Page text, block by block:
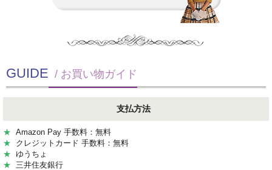
GUIDE / お買い物ガイド
支払方法
★ Amazon Pay 手数料：無料
★ クレジットカード 手数料：無料
★ ゆうちょ
★ 三井住友銀行